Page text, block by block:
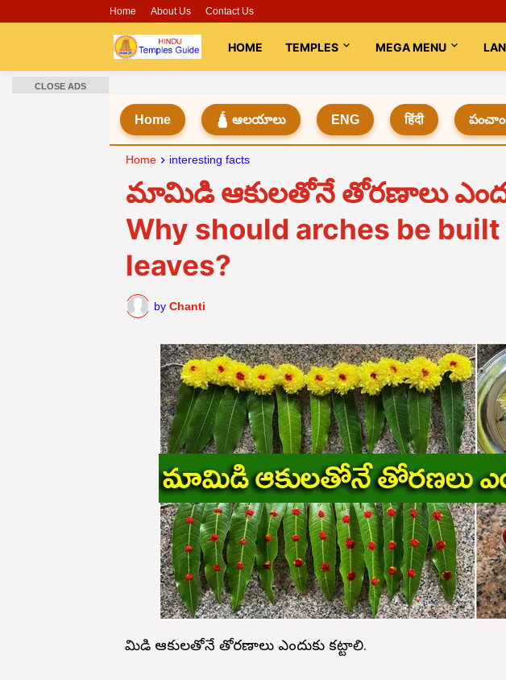
Home About Us Contact Us
HOME TEMPLES MEGA MENU
Home 🛕 ఆలయాలు ENG हिंदी
Home interesting facts
మామిడి ఆకులతోనే తోరణాలు
Why should arches be
leaves?
by Chanti
మామిడి ఆకులతోనే తోరణాలు ఎందుకు కట్టాలి.
CLOSE ADS